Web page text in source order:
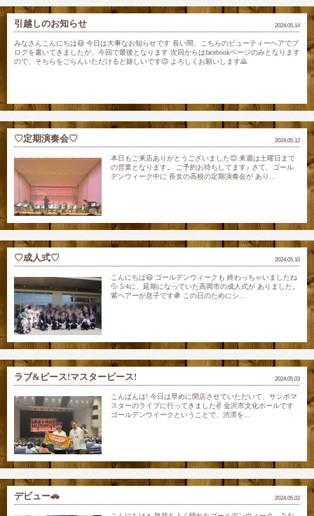
2024.05.14
引越しのお知らせ
みなさんこんにちは😃 今日は大事なお知らせです 長い間、こちらのビューティーヘアでブ
ログを書いてきましたが、今回で最後となります 次回からはfacebookページのみとなります
ので、そちらをごらんいただけると嬉しいです😊 よろしくお願いします🙇
2024.05.12
♡定期演奏会♡
本日もご来店ありがとうございました😊 来週は土曜日まで
の営業となります。 ご予約お待ちしてます♪ さて、ゴール
デンウィーク中に 長女の高校の定期演奏会が あり...
2024.05.10
♡成人式♡
こんにちは😃 ゴールデンウィークも 終わっちゃいましたね
💦 5/4に、延期になっていた高岡市の成人式が ありました。
紫ヘアーが息子です🍇 この日のためにシ...
2024.05.03
ラブ&ピース!マスターピース!
こんばんは! 今日は早めに閉店させていただいて、サンボマ
スターのライブに行ってきました✌️ 金沢市文化ホールです
ゴールデンウイークということで、渋滞を...
2024.05.02
デビュー🚗